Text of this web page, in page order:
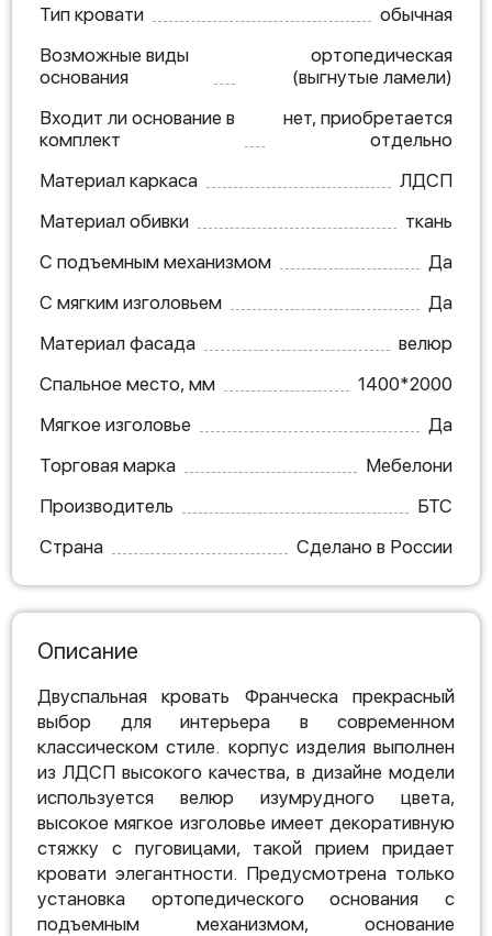
Тип кровати
обычная
Возможные виды
основания
ортопедическая
(выгнутые ламели)
Входит ли основание в
комплект
нет, приобретается
отдельно
Материал каркаса
ЛДСП
Материал обивки
ткань
С подъемным механизмом
Да
С мягким изголовьем
Да
Материал фасада
велюр
Спальное место, мм
1400*2000
Мягкое изголовье
Да
Торговая марка
Мебелони
Производитель
БТС
Страна
Сделано в России
Описание
Двуспальная кровать Франческа прекрасный
выбор для интерьера в современном
классическом стиле. корпус изделия выполнен
из ЛДСП высокого качества, в дизайне модели
используется велюр изумрудного цвета,
высокое мягкое изголовье имеет декоративную
стяжку с пуговицами, такой прием придает
кровати элегантности. Предусмотрена только
установка ортопедического основания с
подъемным механизмом, основание